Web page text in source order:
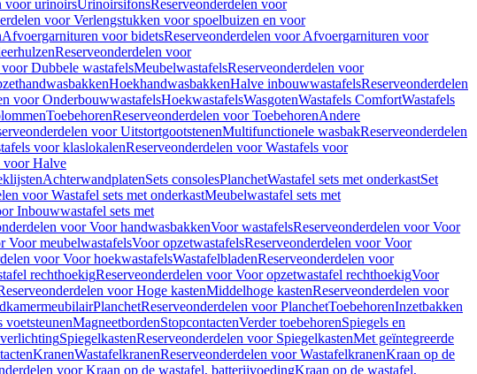
voor urinoirsUrinoirsifonsReserveonderdelen voor
voor Verlengstukken voor spoelbuizen en voor
Afvoergarnituren voor bidetsReserveonderdelen voor Afvoergarnituren voor
Reserveonderdelen voor
Dubbele wastafelsMeubelwastafelsReserveonderdelen voor
HoekhandwasbakkenHalve inbouwwastafelsReserveonderdelen
voor OnderbouwwastafelsHoekwastafelsWasgotenWastafels ComfortWastafels
ToebehorenReserveonderdelen voor ToebehorenAndere
voor UitstortgootstenenMultifunctionele wasbakReserveonderdelen
voor klaslokalenReserveonderdelen voor Wastafels voor
voor Halve
AchterwandplatenSets consolesPlanchetWastafel sets met onderkastSet
voor Wastafel sets met onderkastMeubelwastafel sets met
Inbouwwastafel sets met
voor Voor handwasbakkenVoor wastafelsReserveonderdelen voor Voor
Voor meubelwastafelsVoor opzetwastafelsReserveonderdelen voor Voor
voor Voor hoekwastafelsWastafelbladenReserveonderdelen voor
rechthoekigReserveonderdelen voor Voor opzetwastafel rechthoekigVoor
voor Hoge kastenMiddelhoge kastenReserveonderdelen voor
PlanchetReserveonderdelen voor PlanchetToebehorenInzetbakken
voetsteunenMagneetbordenStopcontactenVerder toebehorenSpiegels en
SpiegelkastenReserveonderdelen voor SpiegelkastenMet geïntegreerde
KranenWastafelkranenReserveonderdelen voor WastafelkranenKraan op de
voor Kraan op de wastafel, batterijvoedingKraan op de wastafel,